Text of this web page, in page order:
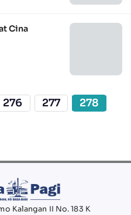
Cina
276 277
278
Kalangan II No. 183 K